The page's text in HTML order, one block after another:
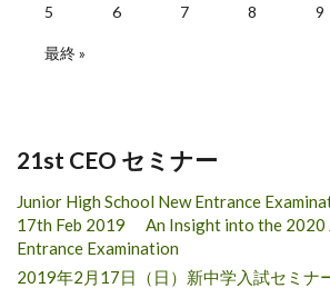
5 6 7 8 9
最終 »
21st CEO セミナー
Junior High School New Entrance
17th Feb 2019 An Insight into the 2020
Entrance Examination
2019年2月17日（日）新中学入試セミ